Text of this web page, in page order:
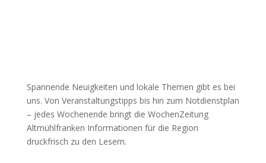
Spannende Neuigkeiten und lokale Themen gibt es bei
uns. Von Veranstaltungstipps bis hin zum Notdienstplan
– jedes Wochenende bringt die WochenZeitung
Altmühlfranken Informationen für die Region
druckfrisch zu den Lesern.